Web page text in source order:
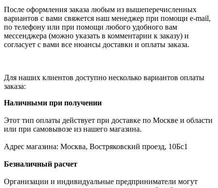
После оформления заказа любым из вышеперечисленных
вариантов с вами свяжется наш менеджер при помощи e-mail,
по телефону или при помощи любого удобного вам
мессенджера (можно указать в комментарии к заказу) и
согласует с вами все нюансы доставки и оплаты заказа.
Для наших клиентов доступно несколько вариантов оплаты
заказа:
Наличными при получении
Этот тип оплаты действует при доставке по Москве и области
или при самовывозе из нашего магазина.
Адрес магазина: Москва, Востряковский проезд, 10Бс1
Безналичный расчет
Организации и индивидуальные предприниматели могут